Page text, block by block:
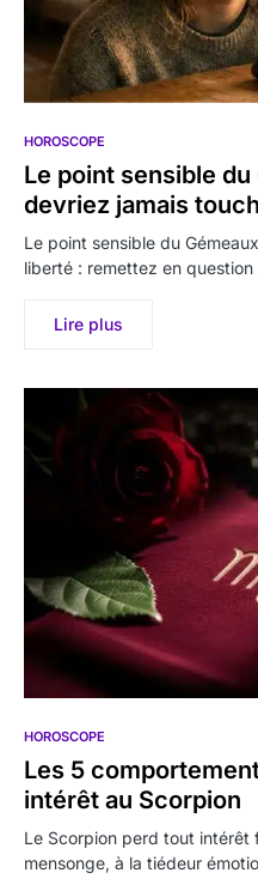
HOROSCOPE
Le point sensible
devriez jamais
Le point sensible du
liberté : remettez en
Lire plus
HOROSCOPE
Les 5
intérêt au Scorpion
Le Scorpion perd tout intérêt
mensonge, à la tiédeur